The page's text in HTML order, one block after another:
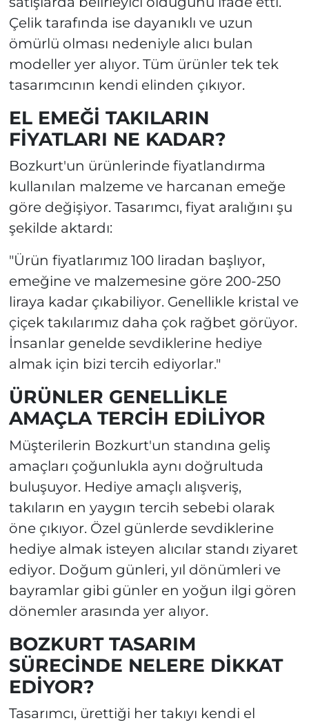
Çelik tarafında ise dayanıklı ve uzun
ömürlü olması nedeniyle alıcı bulan
modeller yer alıyor. Tüm ürünler tek tek
tasarımcının kendi elinden çıkıyor.
EL EMEĞİ TAKILARIN
FİYATLARI NE KADAR?
Bozkurt'un ürünlerinde fiyatlandırma
kullanılan malzeme ve harcanan emeğe
göre değişiyor. Tasarımcı, fiyat aralığını şu
şekilde aktardı:
"Ürün fiyatlarımız 100 liradan başlıyor,
emeğine ve malzemesine göre 200-250
liraya kadar çıkabiliyor. Genellikle kristal ve
çiçek takılarımız daha çok rağbet görüyor.
İnsanlar genelde sevdiklerine hediye
almak için bizi tercih ediyorlar."
ÜRÜNLER GENELLİKLE
AMAÇLA TERCİH EDİLİYOR
Müşterilerin Bozkurt'un standına geliş
amaçları çoğunlukla aynı doğrultuda
buluşuyor. Hediye amaçlı alışveriş,
takıların en yaygın tercih sebebi olarak
öne çıkıyor. Özel günlerde sevdiklerine
hediye almak isteyen alıcılar standı ziyaret
ediyor. Doğum günleri, yıl dönümleri ve
bayramlar gibi günler en yoğun ilgi gören
dönemler arasında yer alıyor.
BOZKURT TASARIM
SÜRECİNDE NELERE DİKKAT
EDİYOR?
Tasarımcı, ürettiği her takıyı kendi el